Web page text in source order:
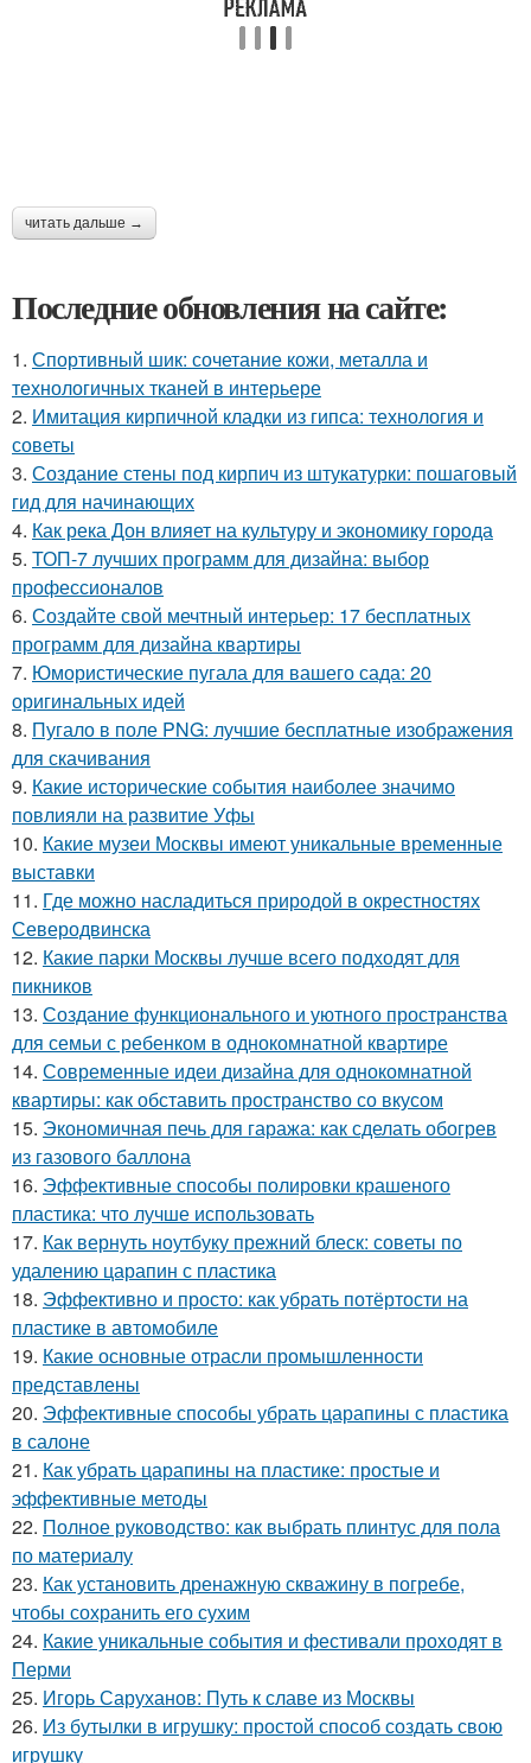
читать дальше →
Последние обновления на сайте:
1. Спортивный шик: сочетание кожи, металла и
технологичных тканей в интерьере
2. Имитация кирпичной кладки из гипса: технология и
советы
3. Создание стены под кирпич из штукатурки: пошаговый
гид для начинающих
4. Как река Дон влияет на культуру и экономику города
5. ТОП-7 лучших программ для дизайна: выбор
профессионалов
6. Создайте свой мечтный интерьер: 17 бесплатных
программ для дизайна квартиры
7. Юмористические пугала для вашего сада: 20
оригинальных идей
8. Пугало в поле PNG: лучшие бесплатные изображения
для скачивания
9. Какие исторические события наиболее значимо
повлияли на развитие Уфы
10. Какие музеи Москвы имеют уникальные временные
выставки
11. Где можно насладиться природой в окрестностях
Северодвинска
12. Какие парки Москвы лучше всего подходят для
пикников
13. Создание функционального и уютного пространства
для семьи с ребенком в однокомнатной квартире
14. Современные идеи дизайна для однокомнатной
квартиры: как обставить пространство со вкусом
15. Экономичная печь для гаража: как сделать обогрев
из газового баллона
16. Эффективные способы полировки крашеного
пластика: что лучше использовать
17. Как вернуть ноутбуку прежний блеск: советы по
удалению царапин с пластика
18. Эффективно и просто: как убрать потёртости на
пластике в автомобиле
19. Какие основные отрасли промышленности
представлены
20. Эффективные способы убрать царапины с пластика
в салоне
21. Как убрать царапины на пластике: простые и
эффективные методы
22. Полное руководство: как выбрать плинтус для пола
по материалу
23. Как установить дренажную скважину в погребе,
чтобы сохранить его сухим
24. Какие уникальные события и фестивали проходят в
Перми
25. Игорь Саруханов: Путь к славе из Москвы
26. Из бутылки в игрушку: простой способ создать свою
игрушку